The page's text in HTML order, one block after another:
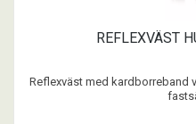
REFLEXVÄST
Reflexväst med kardborreband